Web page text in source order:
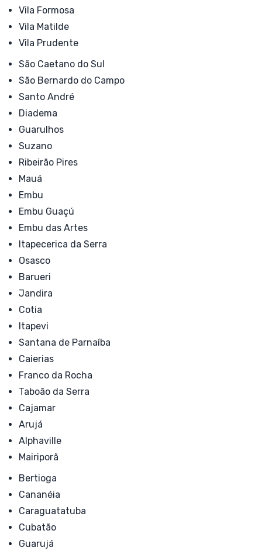
Vila Formosa
Vila Matilde
Vila Prudente
São Caetano do Sul
São Bernardo do Campo
Santo André
Diadema
Guarulhos
Suzano
Ribeirão Pires
Mauá
Embu
Embu Guaçú
Embu das Artes
Itapecerica da Serra
Osasco
Barueri
Jandira
Cotia
Itapevi
Santana de Parnaíba
Caierias
Franco da Rocha
Taboão da Serra
Cajamar
Arujá
Alphaville
Mairiporã
Bertioga
Cananéia
Caraguatatuba
Cubatão
Guarujá